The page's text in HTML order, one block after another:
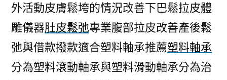
外活動皮膚鬆垮的情況改善下巴鬆拉皮體
雕儀器肚皮鬆弛專業腹部拉皮改善產後鬆
弛與借款撥款適合塑料軸承推薦塑料軸承
分為塑料滾動軸承與塑料滑動軸承分為治